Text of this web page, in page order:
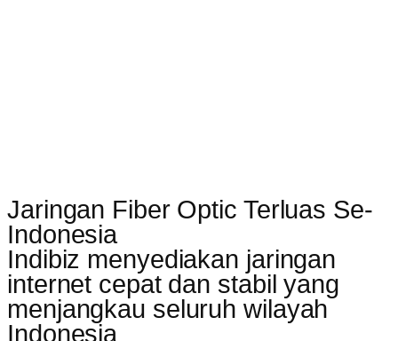
Jaringan Fiber Optic Terluas Se-
Indonesia
Indibiz menyediakan jaringan
internet cepat dan stabil yang
menjangkau seluruh wilayah
Indonesia